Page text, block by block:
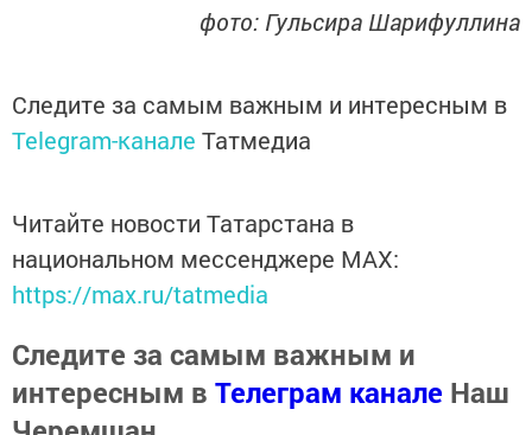
фото: Гульсира Шарифуллина
Следите за самым важным и интересным в
Telegram-канале Татмедиа
Читайте новости Татарстана в
национальном мессенджере MАХ:
https://max.ru/tatmedia
Следите за самым важным и
интересным в Телеграм канале Наш